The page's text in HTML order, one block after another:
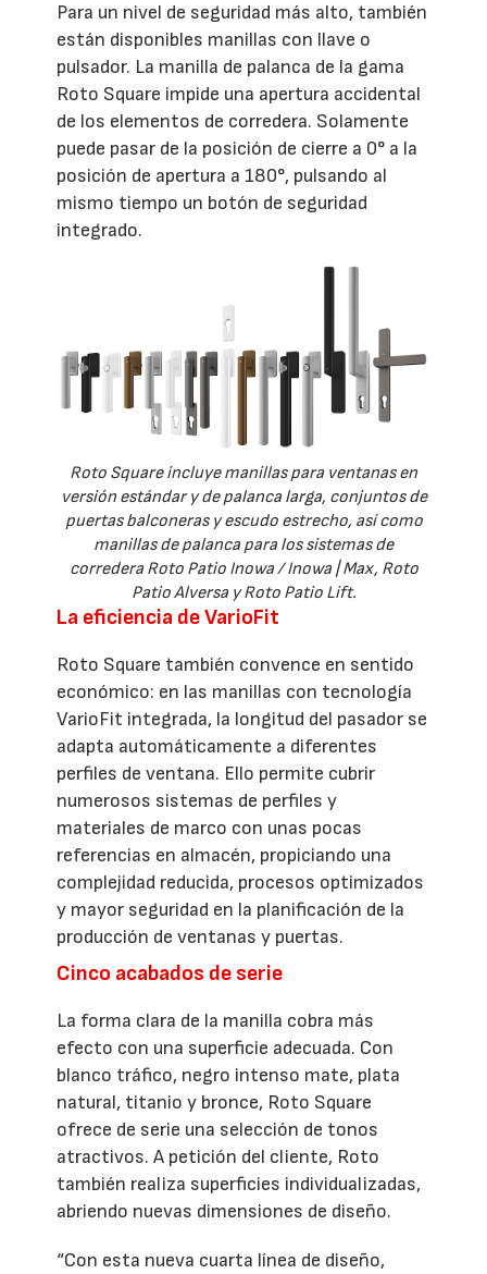
Para un nivel de seguridad más alto, también
están disponibles manillas con llave o
pulsador. La manilla de palanca de la gama
Roto Square impide una apertura accidental
de los elementos de corredera. Solamente
puede pasar de la posición de cierre a 0° a la
posición de apertura a 180°, pulsando al
mismo tiempo un botón de seguridad
integrado.
Roto Square incluye manillas para ventanas en
versión estándar y de palanca larga, conjuntos de
puertas balconeras y escudo estrecho, así como
manillas de palanca para los sistemas de
corredera Roto Patio Inowa / Inowa | Max, Roto
Patio Alversa y Roto Patio Lift.
La eficiencia de VarioFit
Roto Square también convence en sentido
económico: en las manillas con tecnología
VarioFit integrada, la longitud del pasador se
adapta automáticamente a diferentes
perfiles de ventana. Ello permite cubrir
numerosos sistemas de perfiles y
materiales de marco con unas pocas
referencias en almacén, propiciando una
complejidad reducida, procesos optimizados
y mayor seguridad en la planificación de la
producción de ventanas y puertas.
Cinco acabados de serie
La forma clara de la manilla cobra más
efecto con una superficie adecuada. Con
blanco tráfico, negro intenso mate, plata
natural, titanio y bronce, Roto Square
ofrece de serie una selección de tonos
atractivos. A petición del cliente, Roto
también realiza superficies individualizadas,
abriendo nuevas dimensiones de diseño.
“Con esta nueva cuarta línea de diseño,